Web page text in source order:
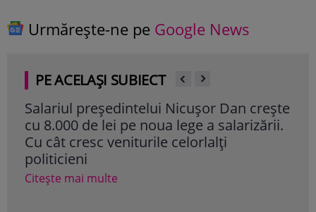
Urmărește-ne pe Google News
PE ACELAȘI SUBIECT
Salariul președintelui Nicușor Dan crește
cu 8.000 de lei pe noua lege a salarizării.
Cu cât cresc veniturile celorlalți
politicieni
Citește mai multe